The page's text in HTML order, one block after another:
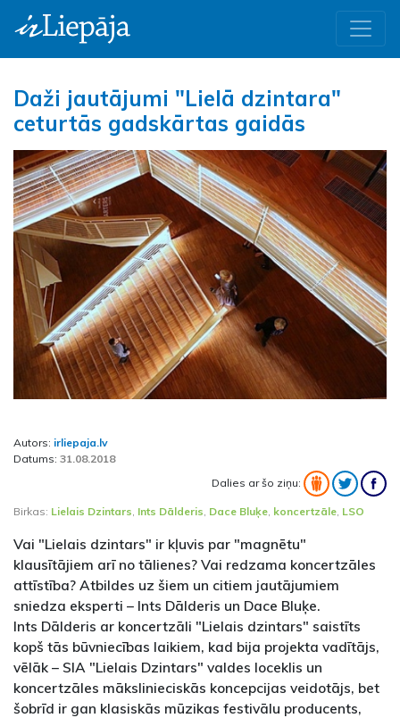
Daži jautājumi "Lielā dzintara"
ceturtās gadskārtas gaidās
Autors: irliepaja.lv
Datums: 31.08.2018
Dalies ar šo ziņu:
Birkas: Lielais Dzintars Ints Dālderis Dace Bluķe koncertzāle LSO
Vai "Lielais dzintars" ir kļuvis par "magnētu"
klausītājiem arī no tālienes? Vai redzama koncertzāles
attīstība? Atbildes uz šiem un citiem jautājumiem
sniedza eksperti – Ints Dālderis un Dace Bluķe.
Ints Dālderis ar koncertzāli "Lielais dzintars" saistīts
kopš tās būvniecības laikiem, kad bija projekta vadītājs,
vēlāk – SIA "Lielais Dzintars" valdes loceklis un
koncertzāles mākslinieciskās koncepcijas veidotājs, bet
šobrīd ir gan klasiskās mūzikas festivālu producents,